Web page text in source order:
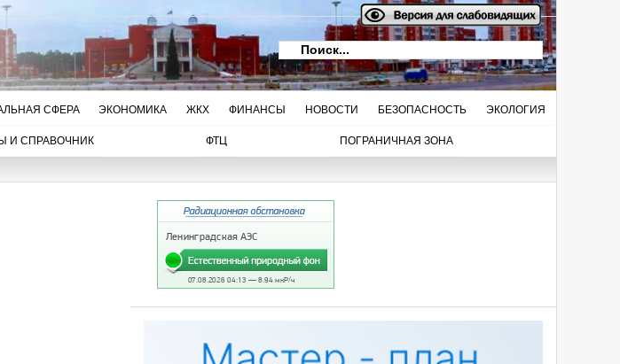
СФЕРА ЭКОНОМИКА ЖКХ ФИНАНСЫ НОВОСТИ БЕЗОПАСНОСТЬ ЭКОЛОГИЯ
И СПРАВОЧНИК ФТЦ ПОГРАНИЧНАЯ ЗОНА